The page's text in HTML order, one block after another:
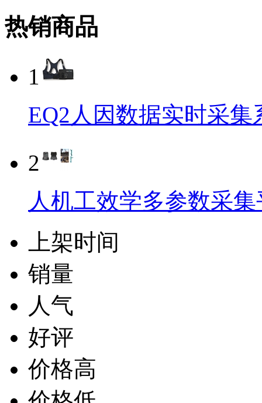
热销商品
1
EQ2人因数据实时采集
2
人机工效学多参数采
上架时间
销量
人气
好评
价格高